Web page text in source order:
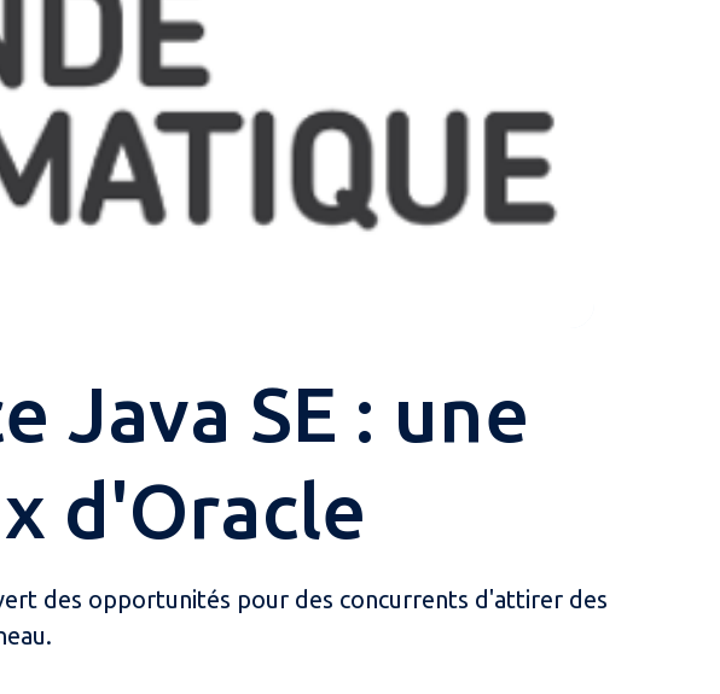
Java SE : une
d'Oracle
des opportunités pour des concurrents d'attirer des